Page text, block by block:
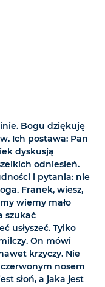
Bogu dziękuję
Ich postawa: Pan
dyskusją
odniesień.
i pytania: nie
Franek, wiesz,
wiemy mało
szukać
usłyszeć. Tylko
On mówi
krzyczy. Nie
nosem
słoń, a jaka jest